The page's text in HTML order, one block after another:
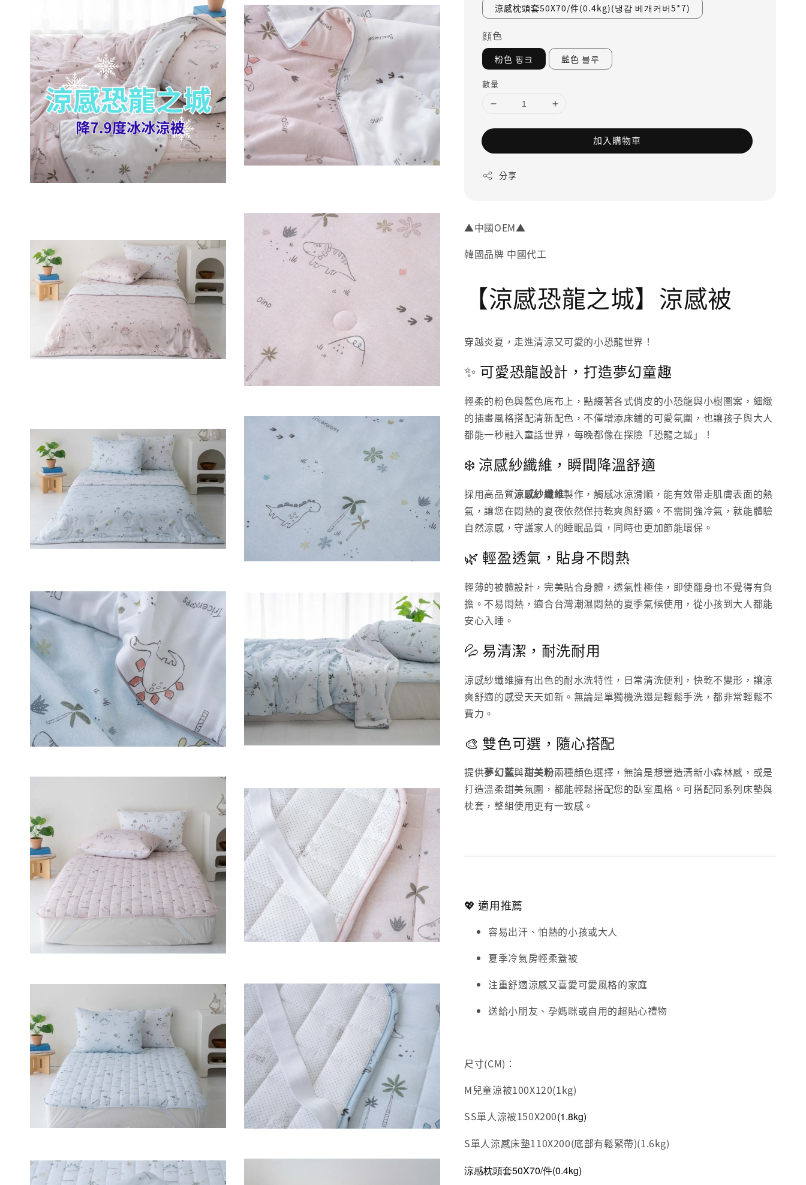
涼感枕頭套50X70/件(0.4kg)(냉감 베개커버5*7)
顔色
粉色 핑크 藍色 블루
數量
加入購物車
分享
▲中國OEM▲
【涼感恐龍之城】涼感被
穿越炎夏，走進清涼又可愛的小恐龍世界！
✨ 可愛恐龍設計，打造夢幻童趣
輕柔的粉色與藍色底布上，點綴著各式俏皮的小恐龍與小樹圖案，細緻
的插畫風格搭配清新配色，不僅增添床鋪的可愛氛圍，也讓孩子與大人
都能一秒融入童話世界，每晚都像在探險「恐龍之城」！
❄️ 涼感紗纖維，瞬間降溫舒適
採用高品質涼感紗纖維製作，觸感冰涼滑順，能有效帶走肌膚表面的熱
氣，讓您在悶熱的夏夜依然保持乾爽與舒適。不需開強冷氣，就能體驗
自然涼感，守護家人的睡眠品質，同時也更加節能環保。
🌿 輕盈透氣，貼身不悶熱
輕薄的被體設計，完美貼合身體，透氣性極佳，即使翻身也不覺得有負
擔。不易悶熱，適合台灣潮濕悶熱的夏季氣候使用，從小孩到大人都能
安心入睡。
💦 易清潔，耐洗耐用
涼感紗纖維擁有出色的耐水洗特性，日常清洗便利，快乾不變形，讓涼
爽舒適的感受天天如新。無論是單獨機洗還是輕鬆手洗，都非常輕鬆不
費力。
🎨 雙色可選，隨心搭配
提供夢幻藍與甜美粉兩種顏色選擇，無論是想營造清新小森林感，或是
打造溫柔甜美氛圍，都能輕鬆搭配您的臥室風格。可搭配同系列床墊與
枕套，整組使用更有一致感。
💖 適用推薦
容易出汗、怕熱的小孩或大人
夏季冷氣房輕柔蓋被
注重舒適涼感又喜愛可愛風格的家庭
送給小朋友、孕媽咪或自用的超貼心禮物
尺寸(CM)：
M兒童涼被100X120(1kg)
SS單人涼被150X200(1.8kg)
S單人涼感床墊110X200(底部有鬆緊帶)(1.6kg)
涼感枕頭套50X70/件(0.4kg)